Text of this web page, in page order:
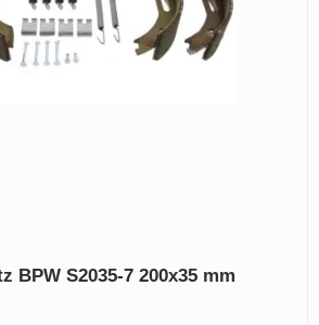
BPW S2035-7 200x35 mm